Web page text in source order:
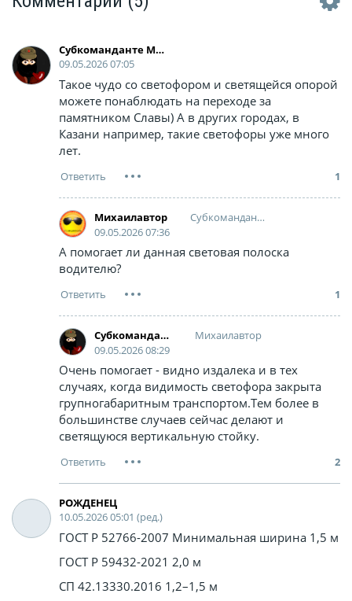
Cубкоманданте Маркос
09.05.2026 07:05
Такое чудо со светофором и светящейся опорой
можете понаблюдать на переходе за
памятником Славы) А в других городах, в
Казани например, такие светофоры уже много
лет.
1
Михаилавтор
Cубкоманданте Маркос
09.05.2026 07:36
А помогает ли данная световая полоска
водителю?
1
Cубкоманданте Маркос
Михаилавтор
09.05.2026 08:29
Очень помогает - видно издалека и в тех
случаях, когда видимость светофора закрыта
групногабаритным транспортом.Тем более в
большинстве случаев сейчас делают и
светящуюся вертикальную стойку.
2
РОЖДЕНЕЦ
10.05.2026 05:01 (ред.)
ГОСТ Р 52766-2007 Минимальная ширина 1,5 м
ГОСТ Р 59432-2021 2,0 м
СП 42.13330.2016 1,2–1,5 м